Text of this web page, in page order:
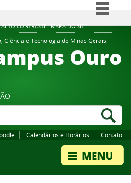
ALTO CONTRASTE MAPA DO SITE
Simplifique!
Comunica BR
Participe
Ciência e Tecnologia de Minas Gerais
Ouro
Calendários e Horários Contato